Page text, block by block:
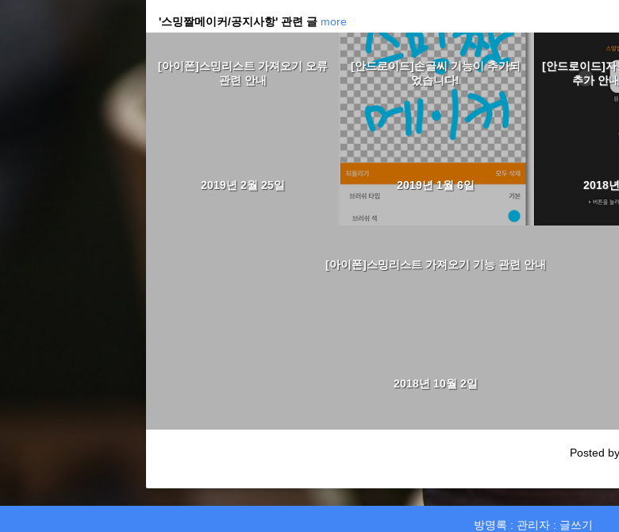
'스밍짤메이커/공지사항' 관련 글 more
[아이폰]스밍리스트 가져오기 오류
관련 안내
2019년 2월 25일
[안드로이드]손글씨 기능이 추가되
었습니다!
2019년 1월 6일
[안드로이드]자
추가 안
2018
[아이폰]스밍리스트 가져오기 기능 관련 안내
2018년 10월 2일
Posted
방명록 : 관리자 : 글쓰기